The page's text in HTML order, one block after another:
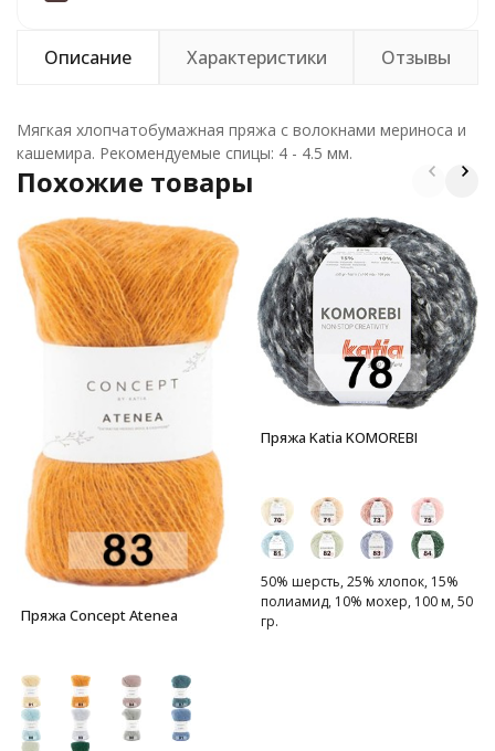
Описание Характеристики Отзывы
Мягкая хлопчатобумажная пряжа с волокнами мериноса и
кашемира. Рекомендуемые спицы: 4 - 4.5 мм.
Похожие товары
Пряжа Concept Atenea
Пряжа Katia KOMOREBI
50% шерсть, 25% хлопок, 15%
полиамид, 10% мохер, 100 м, 50
гр.